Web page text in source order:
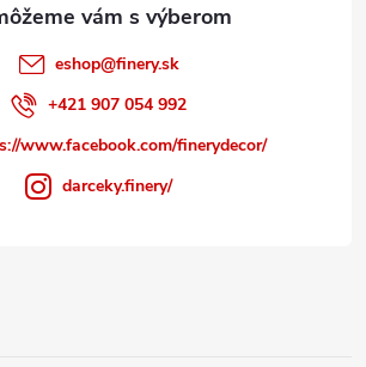
eshop@finery.sk
+421 907 054 992
www.facebook.com/finerydecor/
darceky.finery/